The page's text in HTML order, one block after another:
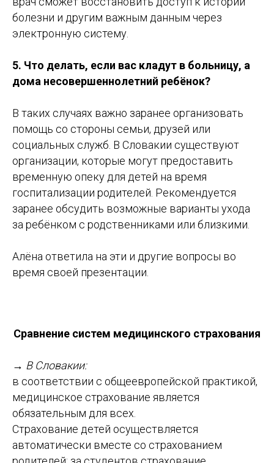
болезни и другим важным данным через
электронную систему.
5. Что делать, если вас кладут в больницу, а
дома несовершеннолетний ребёнок?
В таких случаях важно заранее организовать
помощь со стороны семьи, друзей или
социальных служб. В Словакии существуют
организации, которые могут предоставить
временную опеку для детей на время
госпитализации родителей. Рекомендуется
заранее обсудить возможные варианты ухода
за ребёнком с родственниками или близкими.
Алёна ответила на эти и другие вопросы во
время своей презентации.
Сравнение систем медицинского страхования
→ В Словакии:
в соответствии с общеевропейской практикой,
медицинское страхование является
обязательным для всех.
Страхование детей осуществляется
автоматически вместе со страхованием